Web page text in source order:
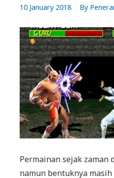
10 January 2018 By
Permainan sejak zaman
namun bentuknya